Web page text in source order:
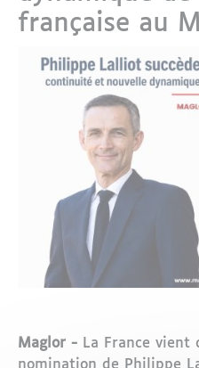
française au
Maglor - La France vient
nomination de Philippe